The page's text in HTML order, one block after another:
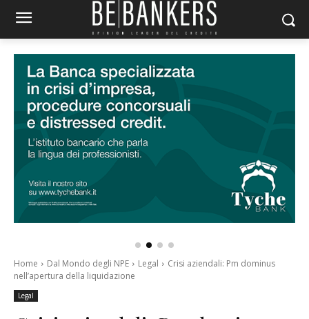
Home Dal Mondo degli NPE Legal
Crisi aziendali: Pm dominus
nell’apertura della liquidazione
Legal